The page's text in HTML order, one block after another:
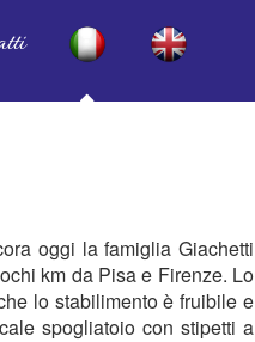
oggi la famiglia Giachetti
km da Pisa e Firenze. Lo
lo stabilimento è fruibile e
spogliatoio con stipetti a